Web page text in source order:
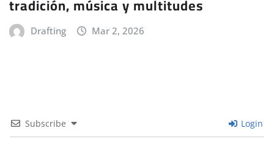
tradición, música y multitudes
Drafting Mar 2, 2026
Subscribe Login